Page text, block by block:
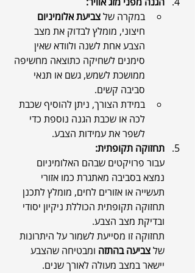
במקרה של צביעת אלומיניום
חיצוני, מומלץ לבדוק את מצב
הצבע אחת לשנה ולוודא שאין
סימנים לשחיקה כתוצאה מחשיפה
ממושכת לשמש, גשם או תנאי
סביבה קשים.
במידת הצורך, ניתן להוסיף שכבת
לכה או שכבת הגנה נוספת כדי
לשפר את עמידות הצבע.
תחזוקה תקופתית:
עבור פרויקטים שבהם האלומיניום
נמצא בסביבה מאתגרת כמו אזורי
תעשייה או אזורים לחים, מומלץ לתכנן
תחזוקה תקופתית הכוללת ניקיון יסודי
ובדיקת מצב הצבע.
תחזוקה זו מסייעת לשמור על היתרונות
של צביעה בהתזה ומבטיחה שהצבע
יישאר במצב מעולה לאורך שנים.